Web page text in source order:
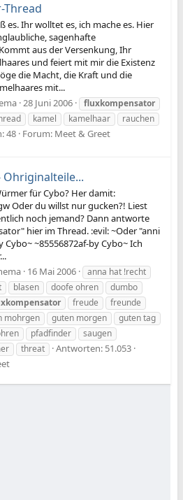
Thread
es. Ihr wolltet es, ich mache es. Hier
sagenhafte
aus der Versenkung, Ihr
und feiert mit mir die Existenz
die Macht, die Kraft und die
mit...
28 Juni 2006
fluxkompensator
kamel kamelhaar
rauchen
48 Forum: Meet & Greet
Ohriginalteile...
für Cybo? Her damit:
Oder du willst nur gucken?! Liest
noch jemand? Dann antworte
hier im Thread. :evil: ~Oder "anni
~85556872af-by Cybo~ Ich
16 Mai 2006
anna hat !recht
blasen doofe ohren
dumbo
freude
freunde
mohrgen guten morgen
guten tag
pfadfinder
saugen
threat
Antworten: 51.053